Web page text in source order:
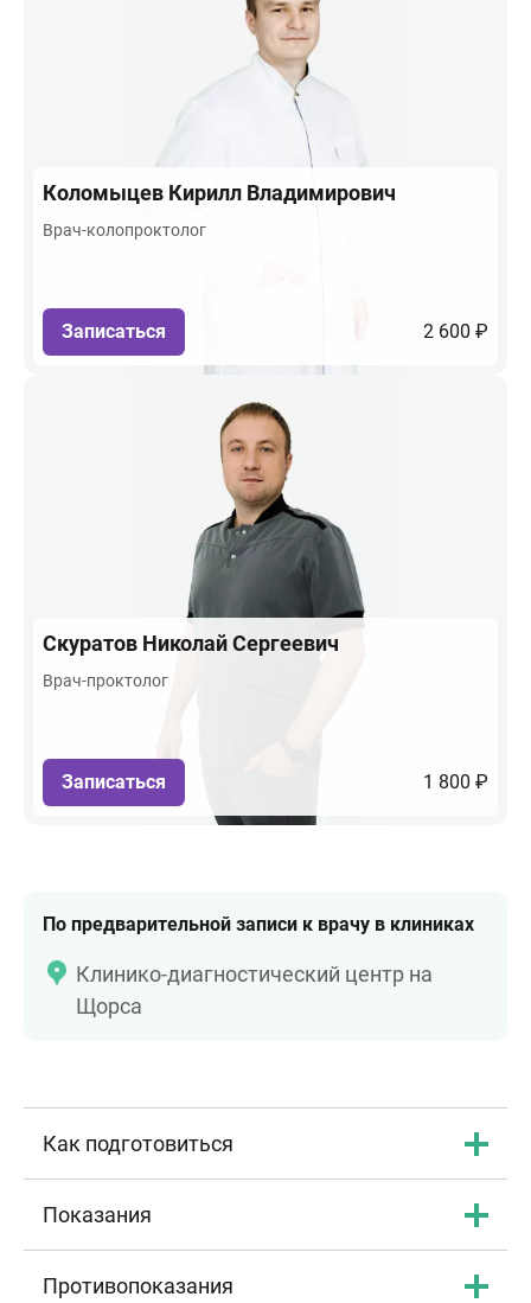
Коломыцев Кирилл Владимирович
Врач-колопроктолог
Записаться 2 600 ₽
Скуратов Николай Сергеевич
Врач-проктолог
Записаться 1 800 ₽
По предварительной записи к врачу в клиниках
Клинико-диагностический центр на
Щорса
Как подготовиться
Показания
Противопоказания